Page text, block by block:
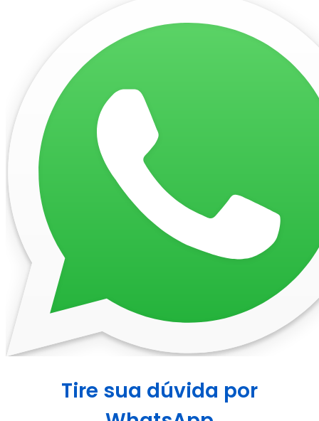
Tire sua dúvida por